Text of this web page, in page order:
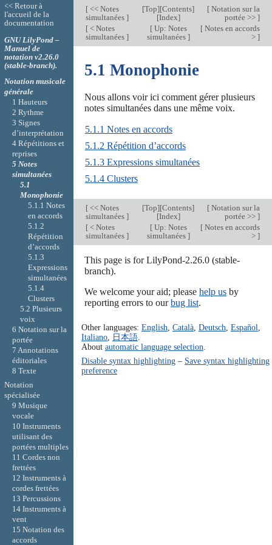
[<< Notes
simultanées ]
[Top][Contents]
[Index]
[Notation sur la
portée >> ]
[< Notes
simultanées ]
[Up: Notes
simultanées ]
[Notes en accords
> ]
5.1 Monophonie
Nous allons voir ici comment gérer plusieurs
notes simultanées dans une même voix.
5.1.1 Notes en accords
5.1.2 Répétition d’accords
5.1.3 Expressions simultanées
5.1.4 Clusters
[<< Notes
simultanées ]
[Top][Contents]
[Index]
[Notation sur la
portée >> ]
[< Notes
simultanées ]
[Up: Notes
simultanées ]
[Notes en accords
> ]
This page is for LilyPond-2.26.0 (stable-
branch).
We welcome your aid; please help usby
reporting errors to ourbug list.
Other languages: English Català, Deutsch Español
Italiano, 日本語.
About automatic language selection
Disable syntax highlighting– Save syntax highlighting
preference
<< Retour à
l'accueil de la
documentation
GNU LilyPond –
Manuel de
notation v2.26.0
(stable-branch).
Notation musicale
générale
1 Hauteurs
2 Rythme
3 Signes
d’interprétation
4 Répétitions et
reprises
5 Notes
simultanées
5.1
Monophonie
5.1.1 Notes
en accords
5.1.2
Répétition
d’accords
5.1.3
Expressions
simultanées
5.1.4
Clusters
5.2 Plusieurs
voix
6 Notation sur la
portée
7 Annotations
éditoriales
8 Texte
Notation
spécialisée
9 Musique
vocale
10 Instruments
utilisant des
portées multiples
11 Cordes non
frettées
12 Instruments à
cordes frettées
13 Percussions
14 Instruments à
vent
15 Notation des
accords